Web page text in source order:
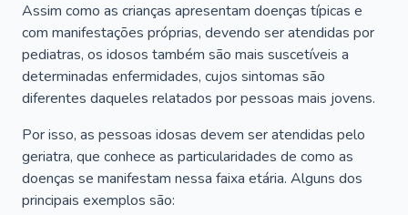
Assim como as crianças apresentam doenças típicas e
com manifestações próprias, devendo ser atendidas por
pediatras, os idosos também são mais suscetíveis a
determinadas enfermidades, cujos sintomas são
diferentes daqueles relatados por pessoas mais jovens.
Por isso, as pessoas idosas devem ser atendidas pelo
geriatra, que conhece as particularidades de como as
doenças se manifestam nessa faixa etária. Alguns dos
principais exemplos são: